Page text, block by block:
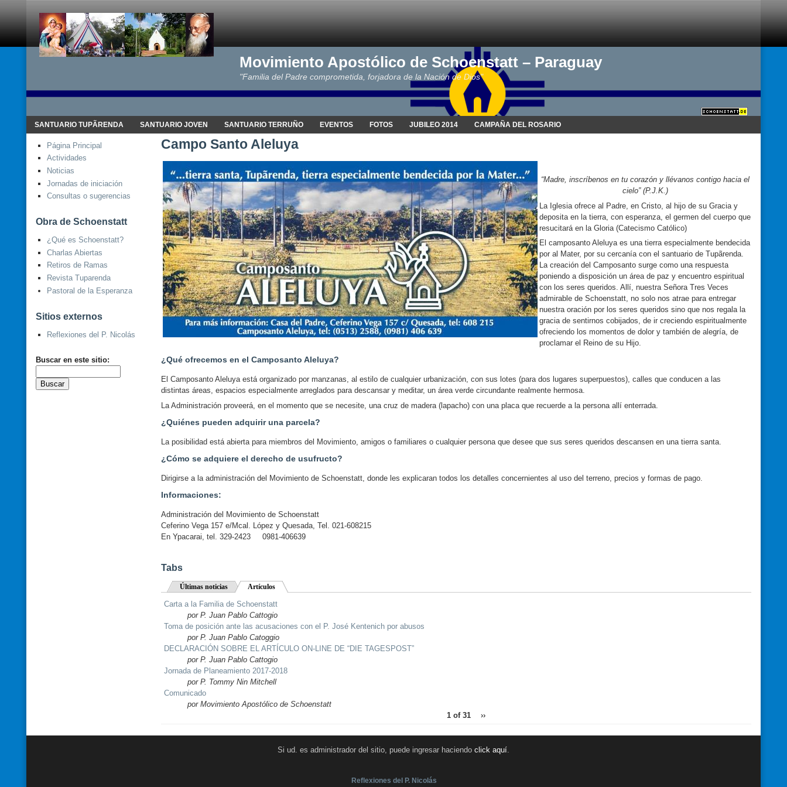
Movimiento Apostólico de Schoenstatt – Paraguay
"Familia del Padre comprometida, forjadora de la Nación de Dios"
SANTUARIO TUPÃRENDA SANTUARIO JOVEN SANTUARIO TERRUÑO EVENTOS FOTOS JUBILEO 2014 CAMPAÑA DEL ROSARIO
Página Principal
Actividades
Noticias
Jornadas de iniciación
Consultas o sugerencias
Obra de Schoenstatt
¿Qué es Schoenstatt?
Charlas Abiertas
Retiros de Ramas
Revista Tuparenda
Pastoral de la Esperanza
Sitios externos
Reflexiones del P. Nicolás
Buscar en este sitio:
Campo Santo Aleluya
“Madre, inscríbenos en tu corazón y llévanos contigo hacia el
cielo” (P.J.K.)
La Iglesia ofrece al Padre, en Cristo, al hijo de su Gracia y
deposita en la tierra, con esperanza, el germen del cuerpo que
resucitará en la Gloria (Catecismo Católico)
El camposanto Aleluya es una tierra especialmente bendecida
por al Mater, por su cercanía con el santuario de Tupãrenda.
La creación del Camposanto surge como una respuesta
poniendo a disposición un área de paz y encuentro espiritual
con los seres queridos. Allí, nuestra Señora Tres Veces
admirable de Schoenstatt, no solo nos atrae para entregar
nuestra oración por los seres queridos sino que nos regala la
gracia de sentirnos cobijados, de ir creciendo espiritualmente
ofreciendo los momentos de dolor y también de alegría, de
proclamar el Reino de su Hijo.
¿Qué ofrecemos en el Camposanto Aleluya?
El Camposanto Aleluya está organizado por manzanas, al estilo de cualquier urbanización, con sus lotes (para dos lugares superpuestos), calles que conducen a las
distintas áreas, espacios especialmente arreglados para descansar y meditar, un área verde circundante realmente hermosa.
La Administración proveerá, en el momento que se necesite, una cruz de madera (lapacho) con una placa que recuerde a la persona allí enterrada.
¿Quiénes pueden adquirir una parcela?
La posibilidad está abierta para miembros del Movimiento, amigos o familiares o cualquier persona que desee que sus seres queridos descansen en una tierra santa.
¿Cómo se adquiere el derecho de usufructo?
Dirigirse a la administración del Movimiento de Schoenstatt, donde les explicaran todos los detalles concernientes al uso del terreno, precios y formas de pago.
Informaciones:
Administración del Movimiento de Schoenstatt
Ceferino Vega 157 e/Mcal. López y Quesada, Tel. 021-608215
En Ypacarai, tel. 329-2423 0981-406639
Tabs
Últimas noticias Artículos
Carta a la Familia de Schoenstatt
por P. Juan Pablo Cattogio
Toma de posición ante las acusaciones con el P. José Kentenich por abusos
por P. Juan Pablo Catoggio
DECLARACIÓN SOBRE EL ARTÍCULO ON-LINE DE “DIE TAGESPOST”
por P. Juan Pablo Cattogio
Jornada de Planeamiento 2017-2018
por P. Tommy Nin Mitchell
Comunicado
por Movimiento Apostólico de Schoenstatt
1 of 31
››
Si ud. es administrador del sitio, puede ingresar haciendo click aquí.
Reflexiones del P. Nicolás